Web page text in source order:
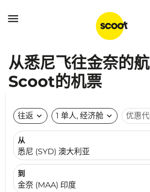

从悉尼飞往金奈的航
Scoot的机票
往返 expand_more 1 单人, 经济舱 expand_more 优惠
从
悉尼 (SYD) 澳大利亚
到
金奈 (MAA) 印度